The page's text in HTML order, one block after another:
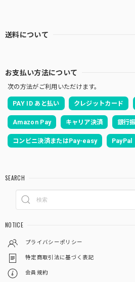
送料について
お支払い方法について
次の方法がご利用いただけます。
PAY ID あと払い クレジットカード
Amazon Pay キャリア決済 銀行
コンビニ決済またはPay-easy PayPal
SEARCH
NOTICE
プライバシーポリシー
特定商取引法に基づく表記
会員規約